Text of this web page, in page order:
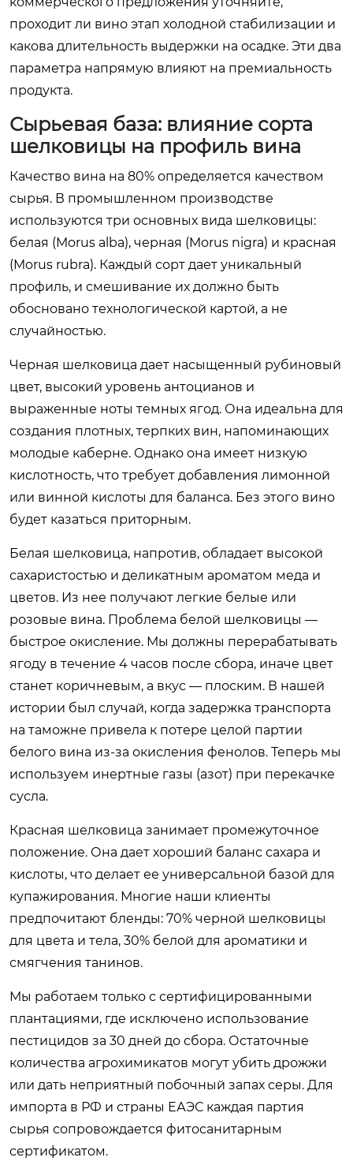
проходит ли вино этап холодной стабилизации и
какова длительность выдержки на осадке. Эти два
параметра напрямую влияют на премиальность
продукта.
Сырьевая база: влияние сорта
шелковицы на профиль вина
Качество вина на 80% определяется качеством
сырья. В промышленном производстве
используются три основных вида шелковицы:
белая (Morus alba), черная (Morus nigra) и красная
(Morus rubra). Каждый сорт дает уникальный
профиль, и смешивание их должно быть
обосновано технологической картой, а не
случайностью.
Черная шелковица дает насыщенный рубиновый
цвет, высокий уровень антоцианов и
выраженные ноты темных ягод. Она идеальна для
создания плотных, терпких вин, напоминающих
молодые каберне. Однако она имеет низкую
кислотность, что требует добавления лимонной
или винной кислоты для баланса. Без этого вино
будет казаться приторным.
Белая шелковица, напротив, обладает высокой
сахаристостью и деликатным ароматом меда и
цветов. Из нее получают легкие белые или
розовые вина. Проблема белой шелковицы —
быстрое окисление. Мы должны перерабатывать
ягоду в течение 4 часов после сбора, иначе цвет
станет коричневым, а вкус — плоским. В нашей
истории был случай, когда задержка транспорта
на таможне привела к потере целой партии
белого вина из-за окисления фенолов. Теперь мы
используем инертные газы (азот) при перекачке
сусла.
Красная шелковица занимает промежуточное
положение. Она дает хороший баланс сахара и
кислоты, что делает ее универсальной базой для
купажирования. Многие наши клиенты
предпочитают бленды: 70% черной шелковицы
для цвета и тела, 30% белой для ароматики и
смягчения танинов.
Мы работаем только с сертифицированными
плантациями, где исключено использование
пестицидов за 30 дней до сбора. Остаточные
количества агрохимикатов могут убить дрожжи
или дать неприятный побочный запах серы. Для
импорта в РФ и страны ЕАЭС каждая партия
сырья сопровождается фитосанитарным
сертификатом.